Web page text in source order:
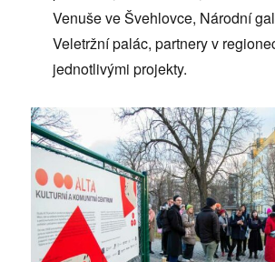
Venuše ve Švehlovce, Národní
Veletržní palác, partnery v
jednotlivými projekty.